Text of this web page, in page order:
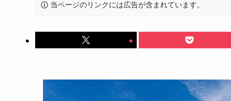
当ページのリンクには広告が含まれています。